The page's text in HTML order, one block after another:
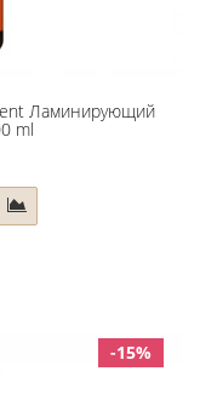
Ламинирующий
ml
-15%